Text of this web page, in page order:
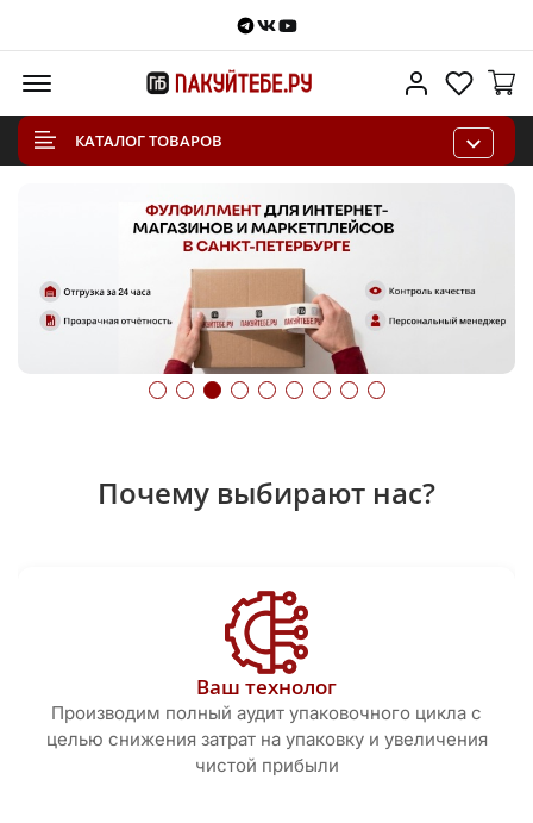
Telegram
VKontakte
Youtube
Личный
КАТАЛОГ ТОВАРОВ
Почему выбирают нас?
Ваш технолог
Производим полный аудит упаковочного цикла с
целью снижения затрат на упаковку и увеличения
чистой прибыли